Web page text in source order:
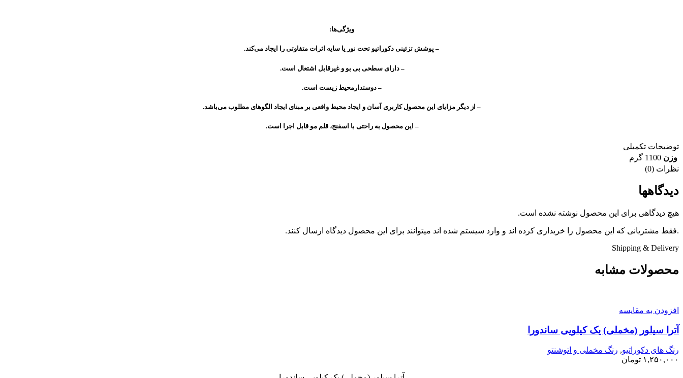
ویژگى‌ها:
– پوشش تزئینى دکوراتیو تحت نور یا سایه اثرات متفاوتى را ایجاد می‌کند.
– داراى سطحى بى بو و غیرقابل اشتعال است.
– دوستدارمحیط زیست است.
– از دیگر مزایاى این محصول کاربرى آسان و ایجاد محیط واقعى بر مبناى ایجاد الگوهاى مطلوب مى‌باشد.
– این محصول به راحتى با اسفنج، قلم مو قابل اجرا است.
توضیحات تکمیلی
وزن 1100 گرم
نظرات (0)
دیدگاهها
هیچ دیدگاهی برای این محصول نوشته نشده است.
.فقط مشتریانی که این محصول را خریداری کرده اند و وارد سیستم شده اند میتوانند برای این محصول دیدگاه ارسال کنند.
Shipping & Delivery
محصولات مشابه
افزودن به مقایسه
آترا سیلور (مخملی) یک کیلویی ساندورا
رنگ های دکوراتیو, رنگ مخملی و اتوشنتو
۱,۲۵۰,۰۰۰ تومان